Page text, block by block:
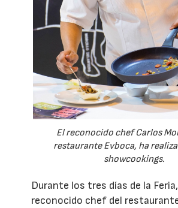
El reconocido chef Carlos
restaurante Evboca, ha
showcookings.
Durante los tres días de la
reconocido chef del